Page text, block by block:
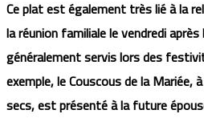
Ce plat est également très lié à la
la réunion familiale le vendredi
généralement servis lors des
exemple, le Couscous de la Mariée,
secs, est présenté à la future